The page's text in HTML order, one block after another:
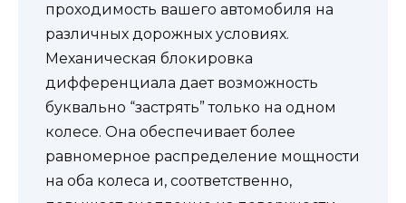
проходимость вашего автомобиля на
различных дорожных условиях.
Механическая блокировка
дифференциала дает возможность
буквально “застрять” только на одном
колесе. Она обеспечивает более
равномерное распределение мощности
на оба колеса и, соответственно,